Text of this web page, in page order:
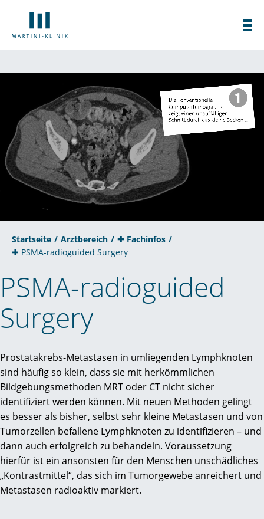
Startseite Arztbereich
✚ Fachinfos
✚ PSMA-radioguided Surgery
PSMA-radioguided
Surgery
Prostatakrebs-Metastasen in umliegenden Lymphknoten
sind häufig so klein, dass sie mit herkömmlichen
Bildgebungsmethoden MRT oder CT nicht sicher
identifiziert werden können. Mit neuen Methoden gelingt
es besser als bisher, selbst sehr kleine Metastasen und von
Tumorzellen befallene Lymphknoten zu identifizieren – und
dann auch erfolgreich zu behandeln. Voraussetzung
hierfür ist ein ansonsten für den Menschen unschädliches
„Kontrastmittel“, das sich im Tumorgewebe anreichert und
Metastasen radioaktiv markiert.